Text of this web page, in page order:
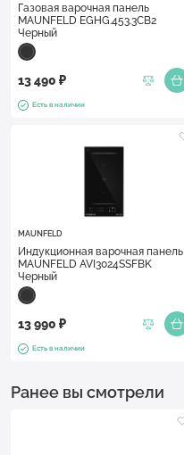
Газовая варочная панель
MAUNFELD EGHG.453.3CB2
Черный
13 490 ₽
Есть в наличии
MAUNFELD
Индукционная варочная панель
MAUNFELD AVI3024SSFBK
Черный
13 990 ₽
Есть в наличии
Ранее вы смотрели